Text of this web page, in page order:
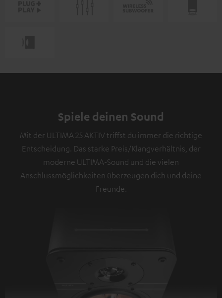
Spiele deinen Sound
Mit der ULTIMA 25 AKTIV triffst du immer die richtige
Entscheidung. Das starke Preis/Klangverhältnis, der
moderne ULTIMA-Sound und die vielen
Anschlussmöglichkeiten überzeugen dich und deine
Freunde.